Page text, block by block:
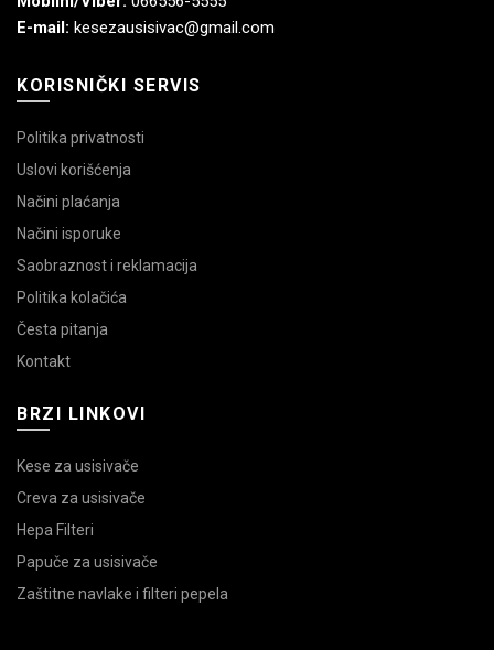
E-mail: kesezausisivac@gmail.com
KORISNIČKI SERVIS
Politika privatnosti
Uslovi korišćenja
Načini plaćanja
Načini isporuke
Saobraznost i reklamacija
Politika kolačića
Česta pitanja
Kontakt
BRZI LINKOVI
Kese za usisivače
Creva za usisivače
Hepa Filteri
Papuče za usisivače
Zaštitne navlake i filteri pepela